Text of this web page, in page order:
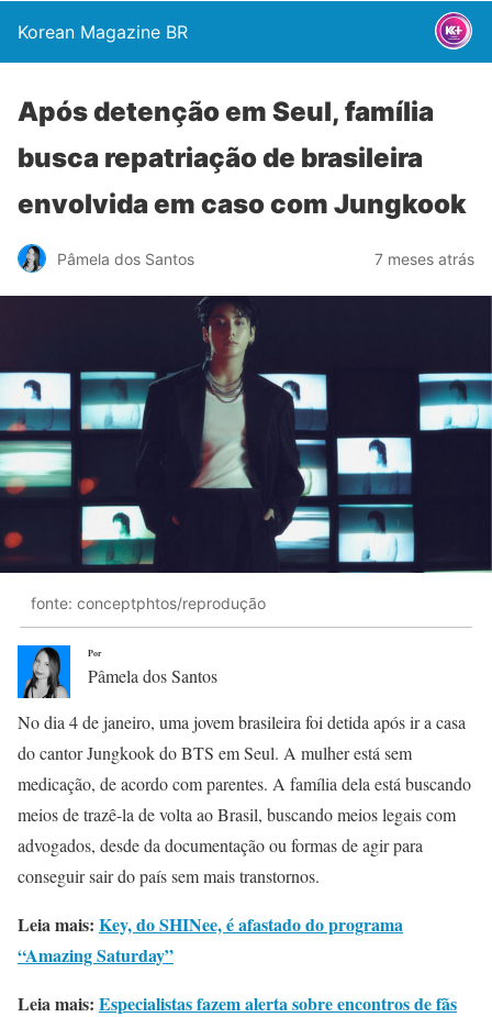
Korean Magazine BR
Após detenção em Seul, família
busca repatriação de brasileira
envolvida em caso com Jungkook
Pâmela dos Santos 7 meses atrás
fonte: conceptphtos/reprodução
Por
Pâmela dos Santos
No dia 4 de janeiro, uma jovem brasileira foi detida após ir a casa
do cantor Jungkook do BTS em Seul. A mulher está sem
medicação, de acordo com parentes. A família dela está buscando
meios de trazê-la de volta ao Brasil, buscando meios legais com
advogados, desde da documentação ou formas de agir para
conseguir sair do país sem mais transtornos.
Leia mais: Key, do SHINee, é afastado do programa
“Amazing Saturday”
Leia mais: Especialistas fazem alerta sobre encontros de fãs